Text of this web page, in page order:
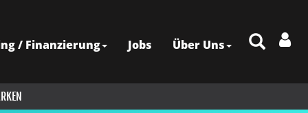
/ Finanzierung Jobs Über Uns